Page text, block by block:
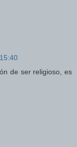
de ser religioso, es